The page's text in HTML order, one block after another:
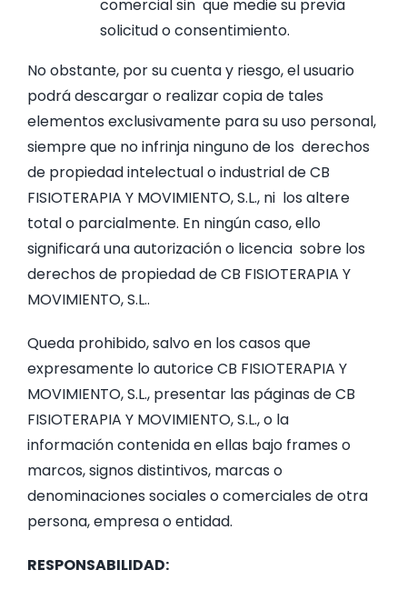
comercial sin que medie su previa
solicitud o consentimiento.
No obstante, por su cuenta y riesgo, el usuario
podrá descargar o realizar copia de tales
elementos exclusivamente para su uso personal,
siempre que no infrinja ninguno de los derechos
de propiedad intelectual o industrial de CB
FISIOTERAPIA Y MOVIMIENTO, S.L., ni los altere
total o parcialmente. En ningún caso, ello
significará una autorización o licencia sobre los
derechos de propiedad de CB FISIOTERAPIA Y
MOVIMIENTO, S.L..
Queda prohibido, salvo en los casos que
expresamente lo autorice CB FISIOTERAPIA Y
MOVIMIENTO, S.L., presentar las páginas de CB
FISIOTERAPIA Y MOVIMIENTO, S.L., o la
información contenida en ellas bajo frames o
marcos, signos distintivos, marcas o
denominaciones sociales o comerciales de otra
persona, empresa o entidad.
RESPONSABILIDAD: